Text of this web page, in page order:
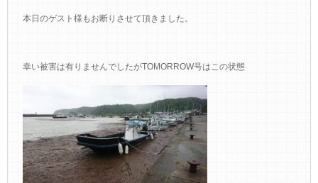
本日のゲスト様もお断りさせて頂きました。
幸い被害は有りませんでしたがTOMORROW号はこの状態